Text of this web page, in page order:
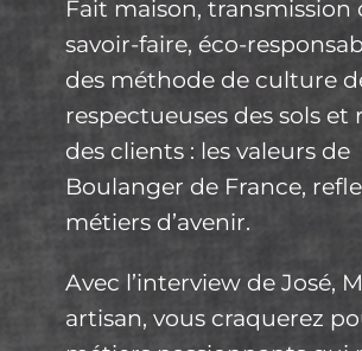
Fait maison, transmission
savoir-faire, éco-
des méthode de culture
respectueuses des sols et
des clients : les valeurs de
Boulanger de France,
métiers d’avenir.
Avec l’interview de José,
artisan, vous craquerez